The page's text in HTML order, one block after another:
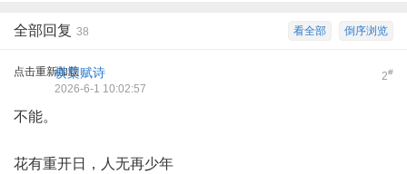
倒序浏览
看全部
全部回复 38
点击重新加载 2#
横槊赋诗
2026-6-1 10:02:57
不能。
花有重开日，人无再少年